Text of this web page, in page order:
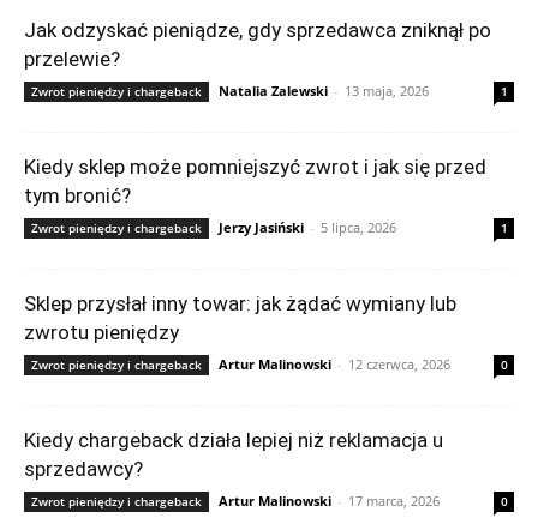
Jak odzyskać pieniądze, gdy sprzedawca zniknął po
przelewie?
Zwrot pieniędzy i chargeback Natalia Zalewski - 13 maja, 2026 1
Kiedy sklep może pomniejszyć zwrot i jak się przed
tym bronić?
Zwrot pieniędzy i chargeback Jerzy Jasiński - 5 lipca, 2026 1
Sklep przysłał inny towar: jak żądać wymiany lub
zwrotu pieniędzy
Zwrot pieniędzy i chargeback Artur Malinowski - 12 czerwca, 2026 0
Kiedy chargeback działa lepiej niż reklamacja u
sprzedawcy?
Zwrot pieniędzy i chargeback Artur Malinowski - 17 marca, 2026 0